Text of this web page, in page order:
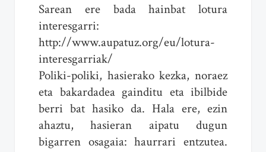
Sarean ere bada hainbat lotura
interesgarri:
http://www.aupatuz.org/eu/lotura-
interesgarriak/
Poliki-poliki, hasierako kezka, noraez
eta bakardadea gainditu eta ibilbide
berri bat hasiko da. Hala ere, ezin
ahaztu, hasieran aipatu dugun
bigarren osagaia: haurrari entzutea.